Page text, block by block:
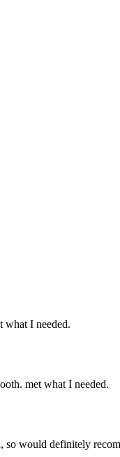
what I needed.
met what I needed.
so would definitely